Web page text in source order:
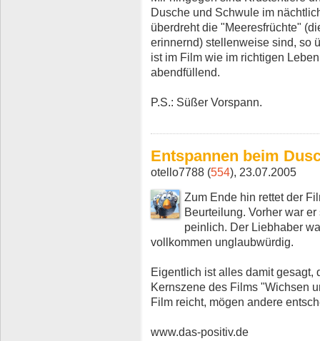
Dusche und Schwule im
überdreht die "Meeresfrüchte"
erinnernd) stellenweise sind, so
ist im Film wie im richtigen
abendfüllend.
P.S.: Süßer Vorspann.
Entspannen beim
otello7788 (554), 23.07.2005
Zum Ende hin rettet der
Beurteilung. Vorher war
peinlich. Der Liebhaber
vollkommen unglaubwürdig.
Eigentlich ist alles damit gesagt,
Kernszene des Films "Wichsen
Film reicht, mögen andere
www.das-positiv.de